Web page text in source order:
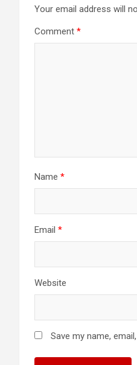
Your email address will
Comment *
Name *
Email *
Website
Save my name,